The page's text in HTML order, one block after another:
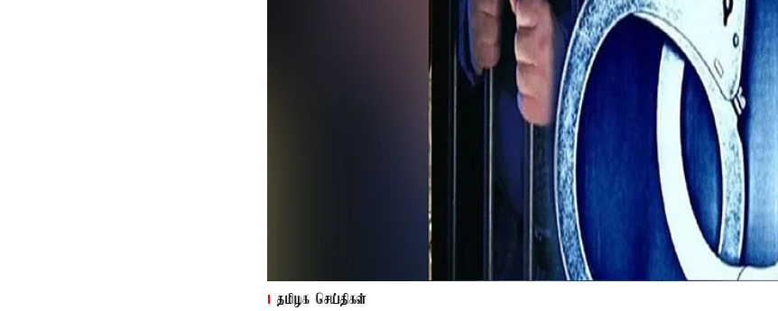
தமிழக செய்திகள்